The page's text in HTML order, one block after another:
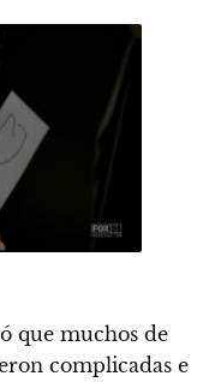
que muchos de
complicadas e